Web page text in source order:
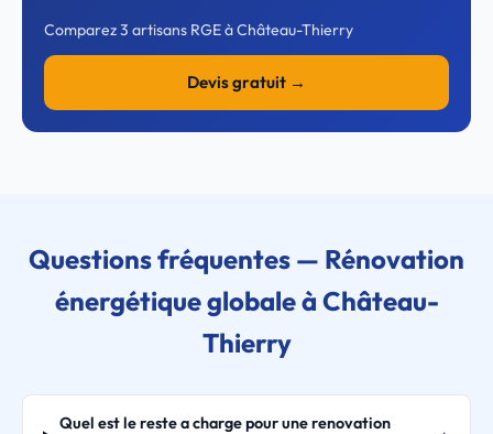
Comparez 3 artisans RGE à Château-Thierry
Devis gratuit →
Questions fréquentes — Rénovation
énergétique globale à Château-
Thierry
Quel est le reste a charge pour une renovation